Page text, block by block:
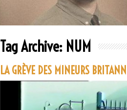
Tag Archive: NUM
LA GRÈVE DES MINEURS